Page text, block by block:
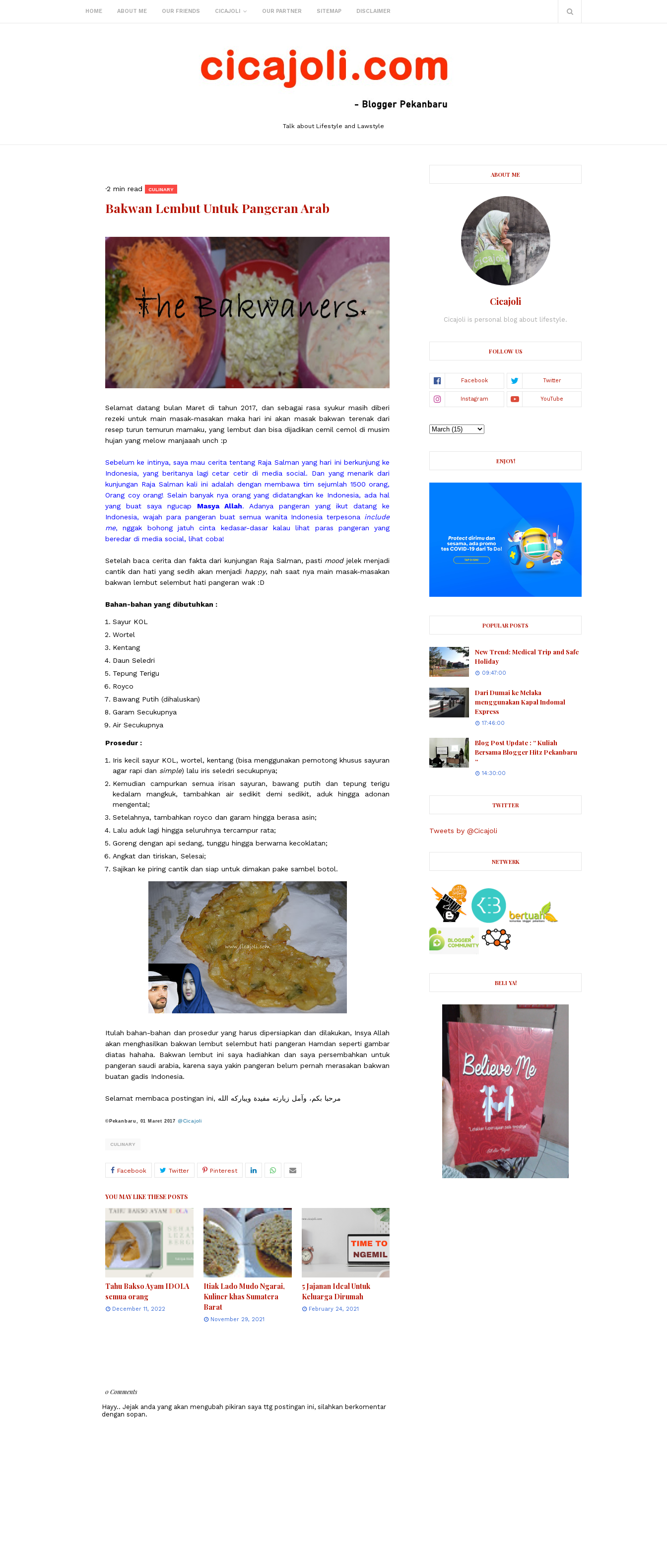
HOME ABOUT ME OUR FRIENDS CICAJOLI OUR PARTNER SITEMAP DISCLAIMER
Talk about Lifestyle and Lawstyle
·2 min read CULINARY
Bakwan Lembut Untuk Pangeran Arab
Selamat datang bulan Maret di tahun 2017, dan sebagai rasa syukur masih diberi
rezeki untuk main masak-masakan maka hari ini akan masak bakwan terenak dari
resep turun temurun mamaku, yang lembut dan bisa dijadikan cemil cemol di musim
hujan yang melow manjaaah unch :p
Sebelum ke intinya, saya mau cerita tentang Raja Salman yang hari ini berkunjung ke
Indonesia, yang beritanya lagi cetar cetir di media social. Dan yang menarik dari
kunjungan Raja Salman kali ini adalah dengan membawa tim sejumlah 1500 orang,
Orang coy orang! Selain banyak nya orang yang didatangkan ke Indonesia, ada hal
yang buat saya ngucap Masya Allah. Adanya pangeran yang ikut datang ke
Indonesia, wajah para pangeran buat semua wanita Indonesia terpesona include
me, nggak bohong jatuh cinta kedasar-dasar kalau lihat paras pangeran yang
beredar di media social, lihat coba!
Setelah baca cerita dan fakta dari kunjungan Raja Salman, pasti mood jelek menjadi
cantik dan hati yang sedih akan menjadi happy, nah saat nya main masak-masakan
bakwan lembut selembut hati pangeran wak :D
Bahan-bahan yang dibutuhkan :
Sayur KOL
Wortel
Kentang
Daun Seledri
Tepung Terigu
Royco
Bawang Putih (dihaluskan)
Garam Secukupnya
Air Secukupnya
Prosedur :
Iris kecil sayur KOL, wortel, kentang (bisa menggunakan pemotong khusus sayuran
agar rapi dan simple) lalu iris seledri secukupnya;
Kemudian campurkan semua irisan sayuran, bawang putih dan tepung terigu
kedalam mangkuk, tambahkan air sedikit demi sedikit, aduk hingga adonan
mengental;
Setelahnya, tambahkan royco dan garam hingga berasa asin;
Lalu aduk lagi hingga seluruhnya tercampur rata;
Goreng dengan api sedang, tunggu hingga berwarna kecoklatan;
Angkat dan tiriskan, Selesai;
Sajikan ke piring cantik dan siap untuk dimakan pake sambel botol.
Itulah bahan-bahan dan prosedur yang harus dipersiapkan dan dilakukan, Insya Allah
akan menghasilkan bakwan lembut selembut hati pangeran Hamdan seperti gambar
diatas hahaha. Bakwan lembut ini saya hadiahkan dan saya persembahkan untuk
pangeran saudi arabia, karena saya yakin pangeran belum pernah merasakan bakwan
buatan gadis Indonesia.
Selamat membaca postingan ini, مرحبا بكم، وآمل زيارته مفيدة ويباركه الله
© Pekanbaru, 01 Maret 2017 @Cicajoli
CULINARY
YOU MAY LIKE THESE POSTS
Tahu Bakso Ayam IDOLA
semua orang
December 11, 2022
Itiak Lado Mudo Ngarai,
Kuliner khas Sumatera
Barat
November 29, 2021
5 Jajanan Ideal Untuk
Keluarga Dirumah
February 24, 2021
0 Comments
Hayy.. Jejak anda yang akan mengubah pikiran saya ttg postingan ini, silahkan berkomentar
dengan sopan.
ABOUT ME
Cicajoli
Cicajoli is personal blog about lifestyle.
FOLLOW US
ENJOY!
POPULAR POSTS
New Trend: Medical Trip and Safe
Holiday
09:47:00
Dari Dumai ke Melaka
menggunakan Kapal Indomal
Express
17:46:00
Blog Post Update : “ Kuliah
Bersama Blogger Hitz Pekanbaru
“
14:30:00
TWITTER
Tweets by @Cicajoli
NETWERK
BELI YA!